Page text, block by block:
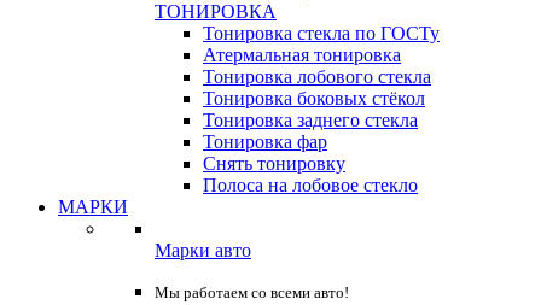
ТОНИРОВКА
Тонировка стекла по ГОСТу
Атермальная тонировка
Тонировка лобового стекла
Тонировка боковых стёкол
Тонировка заднего стекла
Тонировка фар
Снять тонировку
Полоса на лобовое стекло
МАРКИ
Марки авто
Мы работаем со всеми авто!